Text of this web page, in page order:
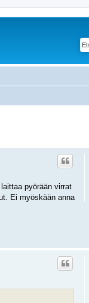
pyörään virrat
Ei myöskään anna